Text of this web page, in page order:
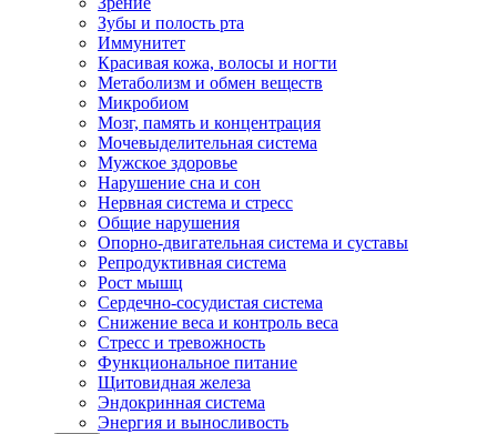
Зубы и полость рта
Иммунитет
Красивая кожа, волосы и ногти
Метаболизм и обмен веществ
Микробиом
Мозг, память и концентрация
Мочевыделительная система
Мужское здоровье
Нарушение сна и сон
Нервная система и стресс
Общие нарушения
Опорно-двигательная система и суставы
Репродуктивная система
Рост мышц
Сердечно-сосудистая система
Снижение веса и контроль веса
Стресс и тревожность
Функциональное питание
Щитовидная железа
Эндокринная система
Энергия и выносливость